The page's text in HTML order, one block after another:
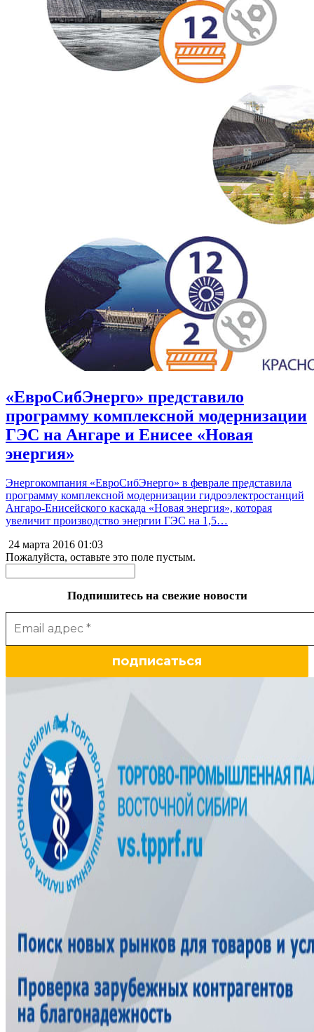
«ЕвроСибЭнерго» представило
программу комплексной модернизации
ГЭС на Ангаре и Енисее «Новая
энергия»
Энергокомпания «ЕвроСибЭнерго» в феврале представила
программу комплексной модернизации гидроэлектростанций
Ангаро-Енисейского каскада «Новая энергия», которая
увеличит производство энергии ГЭС на 1,5…
24 марта 2016 01:03
Пожалуйста, оставьте это поле пустым.
Подпишитесь на свежие новости